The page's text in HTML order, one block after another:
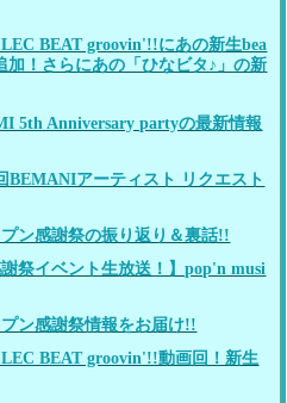
BEAT groovin'!!にあの新生bea
！さらにあの「ひなビタ♪」の新
5th Anniversary partyの最新情報
BEMANIアーティスト リクエスト
ン感謝祭の振り返り＆裏話!!
謝祭イベント生放送！】pop'n musi
ン感謝祭情報をお届け!!
BEAT groovin'!!動画回！新生